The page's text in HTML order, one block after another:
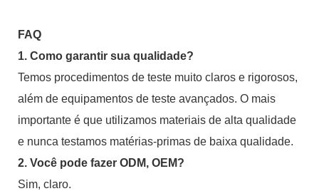
FAQ
1. Como garantir sua qualidade?
Temos procedimentos de teste muito claros e rigorosos,
além de equipamentos de teste avançados. O mais
importante é que utilizamos materiais de alta qualidade
e nunca testamos matérias-primas de baixa qualidade.
2. Você pode fazer ODM, OEM?
Sim, claro.